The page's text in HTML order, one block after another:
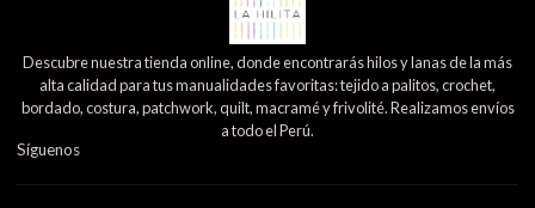
Descubre nuestra tienda online, donde encontrarás hilos y lanas de la más
alta calidad para tus manualidades favoritas: tejido a palitos, crochet,
bordado, costura, patchwork, quilt, macramé y frivolité. Realizamos envíos
a todo el Perú.
Síguenos